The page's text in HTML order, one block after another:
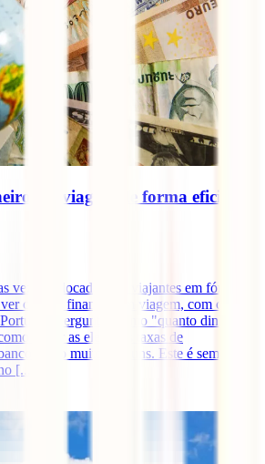
em viagem de forma eficiente
vezes colocadas por viajantes em fóruns
com as finanças em viagem, com como
Perguntas como "quanto dinheiro
evitar as elevadas taxas de
são muito comuns. Este é sempre
[...]